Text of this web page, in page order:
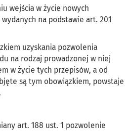
wejścia w życie nowych
na podstawie art. 201
uzyskania pozwolenia
na rodzaj prowadzonej w niej
w życie tych przepisów, a od
są tym obowiązkiem, powstaje
art. 188 ust. 1 pozwolenie